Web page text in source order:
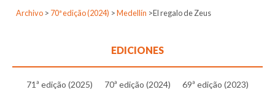
Archivo > 70ª edição (2024) > Medellín >El regalo de Zeus
EDICIONES
71ª edição (2025) 70ª edição (2024)
69ª edição (2023)